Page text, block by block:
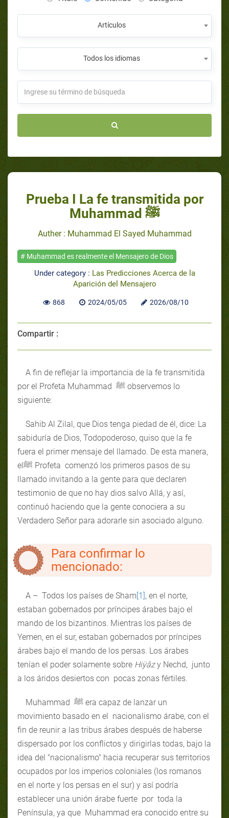
Artículos
Todos los idiomas
Prueba I La fe transmitida por
Muhammad ﷺ
Auther : Muhammad El Sayed Muhammad
# Muhammad es realmente el Mensajero de Dios
Under category : Las Predicciones Acerca de la
Aparición del Mensajero
868 2024/05/05 2026/08/10
Compartir :
A fin de reflejar la importancia de la fe transmitida
por el Profeta Muhammad ﷺ observemos lo
siguiente:
Sahib Al Zilal, que Dios tenga piedad de él, dice: La
sabiduría de Dios, Todopoderoso, quiso que la fe
fuera el primer mensaje del llamado. De esta manera,
elﷺ Profeta comenzó los primeros pasos de su
llamado invitando a la gente para que declaren
testimonio de que no hay dios salvo Allá, y así,
continuó haciendo que la gente conociera a su
Verdadero Señor para adorarle sin asociado alguno.
Para confirmar lo
mencionado:
A – Todos los países de Sham[1], en el norte,
estaban gobernados por príncipes árabes bajo el
mando de los bizantinos. Mientras los países de
Yemen, en el sur, estaban gobernados por príncipes
árabes bajo el mando de los persas. Los árabes
tenían el poder solamente sobre Hiÿâzy Nechd, junto
a los áridos desiertos con pocas zonas fértiles.
Muhammad ﷺ era capaz de lanzar un
movimiento basado en el nacionalismo árabe, con el
fin de reunir a las tribus árabes después de haberse
dispersado por los conflictos y dirigirlas todas, bajo la
idea del "nacionalismo" hacia recuperar sus territorios
ocupados por los imperios coloniales (los romanos
en el norte y los persas en el sur) y así podría
establecer una unión árabe fuerte por toda la
Península, ya que Muhammad era conocido entre su